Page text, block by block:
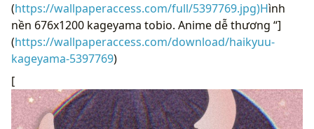
(https://wallpaperaccess.com/full/5397769.jpg)Hình
nền 676x1200 kageyama tobio. Anime dễ thương “]
(https://wallpaperaccess.com/download/haikyuu-
kageyama-5397769)
[